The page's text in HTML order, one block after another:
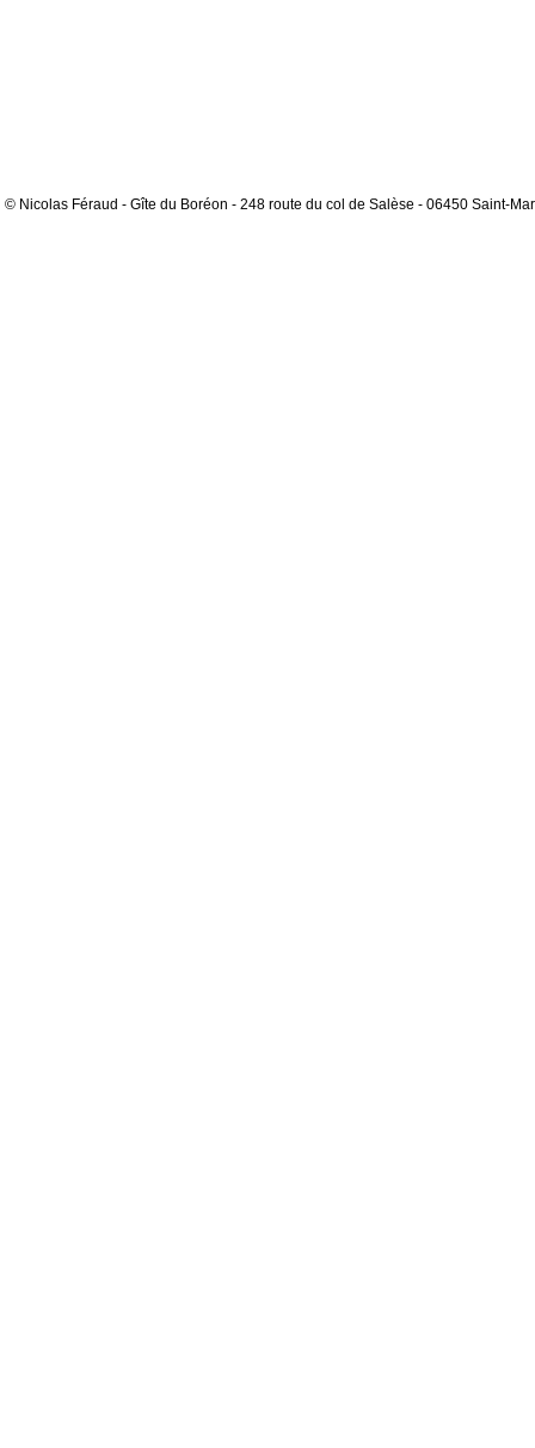
© Nicolas Féraud - Gîte du Boréon - 248 route du col de Salèse - 06450 Saint-